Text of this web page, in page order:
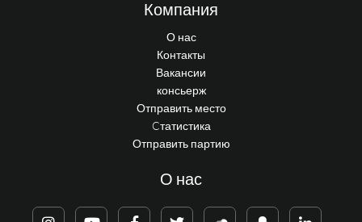
Компания
О нас
Контакты
Вакансии
консьерж
Отправить место
Cтатистика
Отправить партию
О нас